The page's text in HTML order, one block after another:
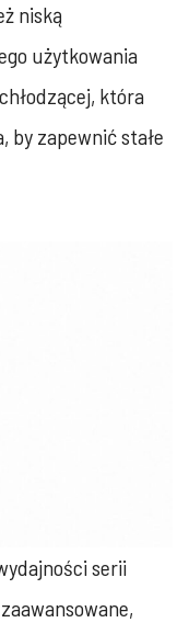
niską
użytkowania
która
by zapewnić stałe
serii